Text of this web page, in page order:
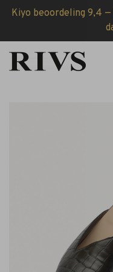
Kiyo beoordeling 9,4